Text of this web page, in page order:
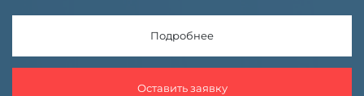
Подробнее
Оставить заявку